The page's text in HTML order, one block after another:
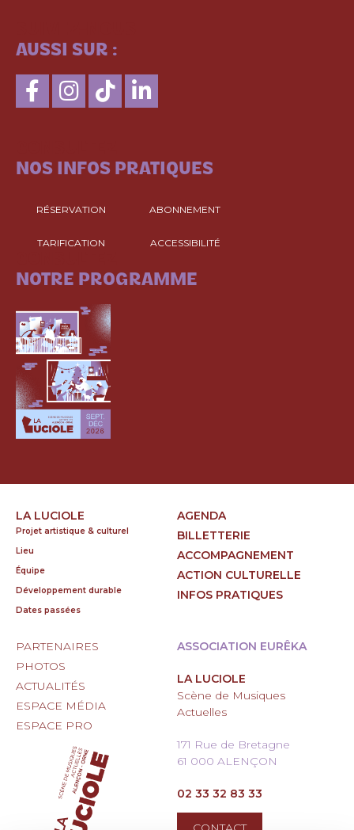
AUSSI SUR :
NOS INFOS PRATIQUES
RÉSERVATION ABONNEMENT
TARIFICATION ACCESSIBILITÉ
NOTRE PROGRAMME
LA LUCIOLE
Projet artistique & culturel
Lieu
Équipe
Développement durable
Dates passées
AGENDA
BILLETTERIE
ACCOMPAGNEMENT
ACTION CULTURELLE
INFOS PRATIQUES
PARTENAIRES
PHOTOS
ACTUALITÉS
ESPACE MÉDIA
ESPACE PRO
ASSOCIATION EURÊKA
LA LUCIOLE
Scène de Musiques
Actuelles
171 Rue de Bretagne
61 000 ALENÇON
02 33 32 83 33